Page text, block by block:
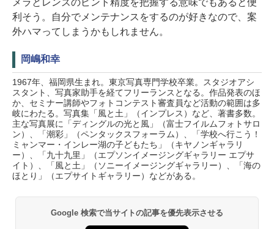
メラとレンズのピント精度を把握する意味でもあると便
利そう。自分でメンテナンスをするのが好きなので、案
外ハマってしまうかもしれません。
岡嶋和幸
1967年、福岡県生まれ。東京写真専門学校卒業。スタジオアシ
スタント、写真家助手を経てフリーランスとなる。作品発表のほ
か、セミナー講師やフォトコンテスト審査員など活動の範囲は多
岐にわたる。写真集「風と土」（インプレス）など、著書多数。
主な写真展に「ディングルの光と風」（富士フイルムフォトサロ
ン）、「潮彩」（ペンタックスフォーラム）、「学校へ行こう！
ミャンマー・インレー湖の子どもたち」（キヤノンギャラリ
ー）、「九十九里」（エプソンイメージングギャラリー エプサ
イト）、「風と土」（ソニーイメージングギャラリー）、「海の
ほとり」（エプサイトギャラリー）などがある。
Google 検索で当サイトの記事を優先表示させる